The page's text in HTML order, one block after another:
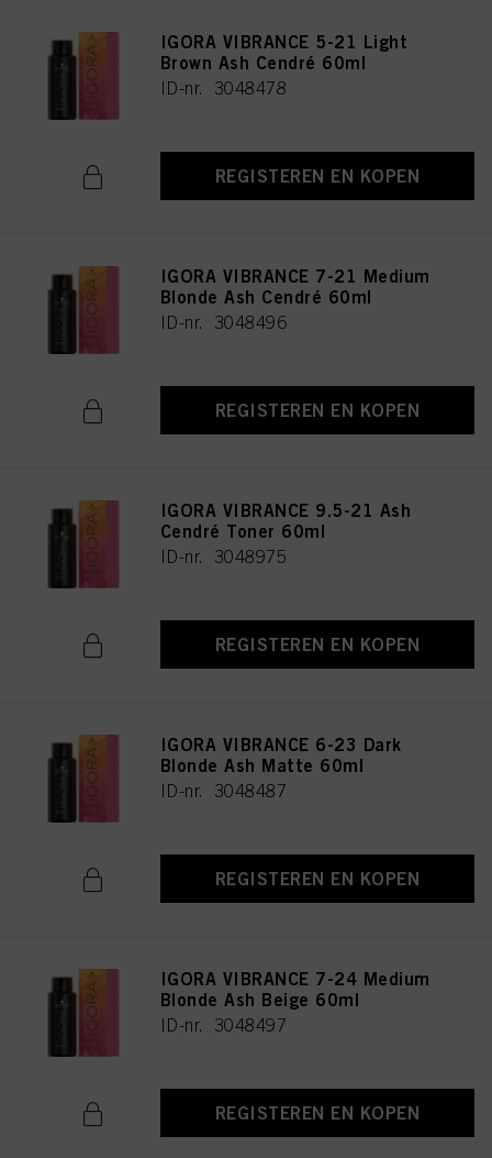
IGORA VIBRANCE 5-21 Light
Brown Ash Cendré 60ml
ID-nr. 3048478
REGISTEREN EN KOPEN
IGORA VIBRANCE 7-21 Medium
Blonde Ash Cendré 60ml
ID-nr. 3048496
REGISTEREN EN KOPEN
IGORA VIBRANCE 9.5-21 Ash
Cendré Toner 60ml
ID-nr. 3048975
REGISTEREN EN KOPEN
IGORA VIBRANCE 6-23 Dark
Blonde Ash Matte 60ml
ID-nr. 3048487
REGISTEREN EN KOPEN
IGORA VIBRANCE 7-24 Medium
Blonde Ash Beige 60ml
ID-nr. 3048497
REGISTEREN EN KOPEN